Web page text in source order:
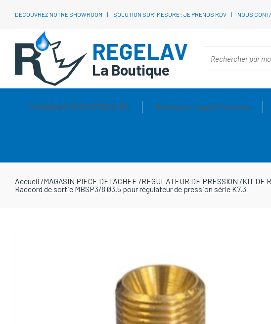
DÉCOUVREZ NOTRE SHOWROOM SOLUTION SUR-MESURE : JE PRENDS RDV NOUS
REGELAV
La Boutique
MAGASIN PIECE DETACHEE Nettoyeur Haute Pression
Accueil /MAGASIN PIECE DETACHEE /REGULATEUR DE PRESSION /KIT DE
Raccord de sortie MBSP3/8 Ø3.5 pour régulateur de pression série K7.3